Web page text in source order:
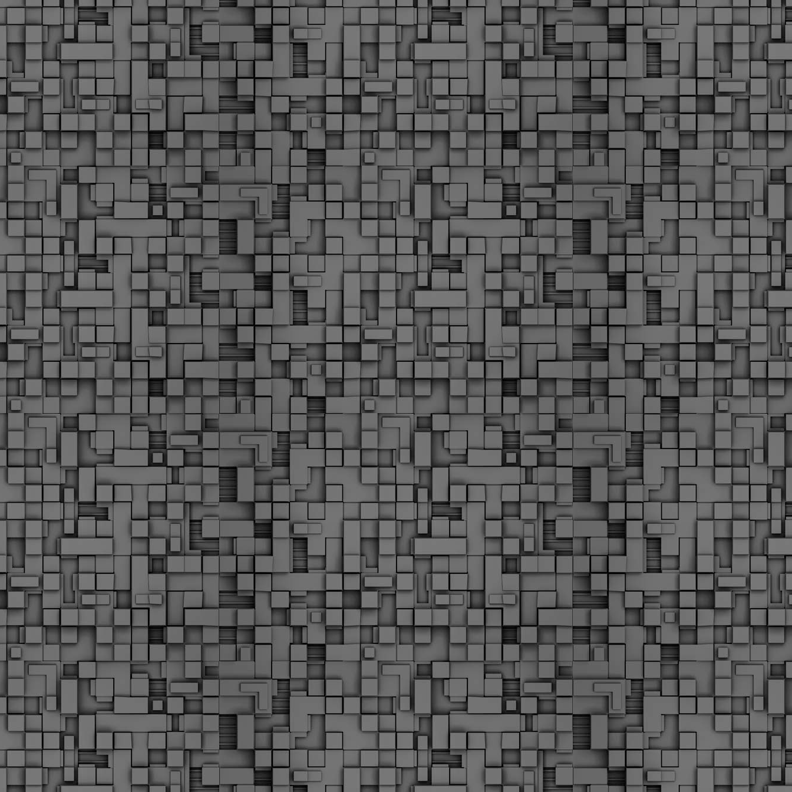
σε δήμους της χώρας. Το Dimastin, αναζητεί σχετικό
φωτογραφικό υλικό στο διαδίκτυο και σας το παρουσιάζει σε
αυτή την ανάρτηση. Επίσης, σας καλούμε, αν διαπιστώσετε ότι
μας έχουν "ξεφύγει" ορκωμοσίες, μπορείτε να στέλνετε το
φωτογραφικό τους υλικό στο dimasthes@gmail.gr ώστε να το
δημοσιεύουμε εδώ, άμεσα.
MAR
Θεσσαλονίκη: Ορκίστηκαν οι 75 νέοι δημοτικοί
αστυνομικοί – Τι τους ζήτησε ο Αγγελούδης
Ενισχύεται το έργο της δημοτικής αστυνομίας στο δήμο
Θεσσαλονίκης καθώς το πρωί της Τετάρτης 18 Μαρτίου
ορκίστηκαν οι 75 νέοι δημοτικοί αστυνομικοί.
«Με αυτούς, σε λίγους μήνες αποκτά ένα ισχυρό σώμα η
δημοτική αστυνομία. Θα είναι πιο κοντά στον πολίτη. Είχα την
ευκαιρία να είμαι σήμερα στην ορκωμοσία τους.
MAR
Ξεκίνησαν εδώ και μια εβδομάδα οι αφίξεις των
νεοπροσληφθέντων Δημοτικών Αστυνομικών στους
δήμους και οι ορκωμοσίες τους - Πλήρες
Μεγάλες μέρες ζει ο "οργανισμός" της Δημοτικής Αστυνομίας!
Να θυμίσουμε ότι κανονικές προσλήψεις στην Δημοτική
Αστυνομία έχουν να γίνουν από το 2010. Δεκαέξι ολόκληρα
χρόνια! Και βέβαια, ακόμη και με αυτές τις προσλήψεις, δεν
φτάνουμε ούτε τα 2/3 των Δημοτικών Αστυνομικών που
υπηρετούσαν το 2013 προ της κατάργησης της υπηρεσίας με
απόφαση του σημερινού πρωθυπουργού Κυριάκου Μητσοτάκη. Ας
είναι...
2
Δημοτική Αστυνομία Θεσσαλονίκης: Διμηνιαίος
απολογισμός ελέγχων τήρησης νομοθεσίας
Τον απολογισμό των δράσεων ελέγχου για τα ζώα συντροφιάς
κατά το δίμηνο Ιανουαρίου – Φεβρουαρίου 2026 παρουσιάζει η
Δημοτική Αστυνομία Θεσσαλονίκης, με στόχο την προστασία των
ζώων και την ομαλή συμβίωση στην πόλη.
FEB
18
ΣτΕ: Οριστική απόρριψη της επαναφοράς του 13ου
και 14ου μισθού για τους δημοσίους υπαλλήλους
Με την απόφαση αυτή, το ΣτΕ απορρίπτει οριστικά τις
αξιώσεις των δημοσίων υπαλλήλων για επαναφορά των
δώρων, επικυρώνοντας την τρέχουσα κατάσταση παρά τις
αντιδράσεις της ΑΔΕΔΥ
Το ΣτΕ απέρριψε οριστικά την προσφυγή της ΑΔΕΔΥ και ενός
εκπαιδευτικού για την επαναφορά των δώρων Χριστουγέννων,
Πάσχα και θερινής άδειας (13ος και 14ος μισθός) στους
εργαζόμενους του δημόσιου τομέα, κλείνοντας μια μακρά
διαμάχη δεκαετιών που αφορούσε τις μνημονιακές περικοπές.
Γνωστοποίηση έκδοσης οριστικών αποτελεσμάτων –
Παροχή οδηγιών.
► Δείτε/κατεβάστε την πολυαναμενόμενη εγκύκλιο του Υπ.
FEB
1
Με διαρροή 2 μέρες πριν την στάση εργασίας
ενημερώνει το ΣτΕ για την απόρριψη της επαναφοράς